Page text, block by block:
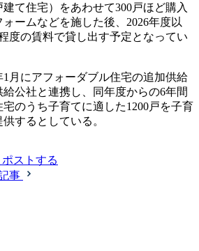
て住宅）をあわせて300戸ほど購入
ームなどを施した後、2026年度以
度の賃料で貸し出す予定となってい
月にアフォーダブル住宅の追加供給
公社と連携し、同年度からの6年間
のうち子育てに適した1200戸を子育
するとしている。
ポストする
事